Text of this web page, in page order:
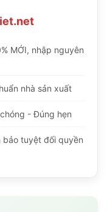
MỚI, nhập nguyên
nhà sản xuất
- Đúng hẹn
bảo tuyệt đối quyền